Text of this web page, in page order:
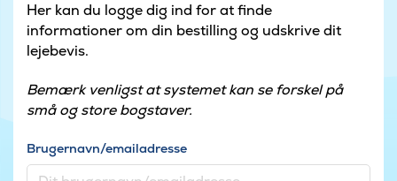
Her kan du logge dig ind for at finde
informationer om din bestilling og udskrive dit
lejebevis.
Bemærk venligst at systemet kan se forskel på
små og store bogstaver.
Brugernavn/emailadresse